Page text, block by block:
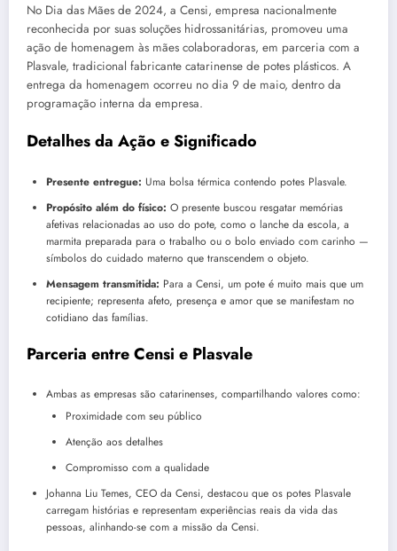
No Dia das Mães de 2024, a Censi, empresa nacionalmente
reconhecida por suas soluções hidrossanitárias, promoveu uma
ação de homenagem às mães colaboradoras, em parceria com a
Plasvale, tradicional fabricante catarinense de potes plásticos. A
entrega da homenagem ocorreu no dia 9 de maio, dentro da
programação interna da empresa.
Detalhes da Ação e Significado
Presente entregue: Uma bolsa térmica contendo potes Plasvale.
Propósito além do físico: O presente buscou resgatar memórias
afetivas relacionadas ao uso do pote, como o lanche da escola, a
marmita preparada para o trabalho ou o bolo enviado com carinho —
símbolos do cuidado materno que transcendem o objeto.
Mensagem transmitida: Para a Censi, um pote é muito mais que um
recipiente; representa afeto, presença e amor que se manifestam no
cotidiano das famílias.
Parceria entre Censi e Plasvale
Ambas as empresas são catarinenses, compartilhando valores como:
Proximidade com seu público
Atenção aos detalhes
Compromisso com a qualidade
Johanna Liu Temes, CEO da Censi, destacou que os potes Plasvale
carregam histórias e representam experiências reais da vida das
pessoas, alinhando-se com a missão da Censi.